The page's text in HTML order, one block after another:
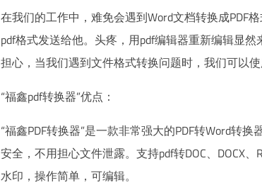
在我们的工作中，难免会遇到Word文档转换成PDF
pdf格式发送给他。头疼，用pdf编辑器重新编辑显
担心，当我们遇到文件格式转换问题时，我们可以使
“福鑫pdf转换器”优点：
“福鑫PDF转换器”是一款非常强大的PDF转Word转
安全，不用担心文件泄露。支持pdf转DOC、DOCX
水印，操作简单，可编辑。